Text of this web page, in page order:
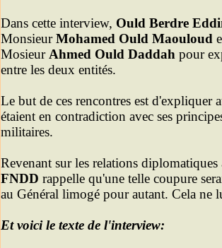
Dans cette interview, Ould Berdre
MonsieurMohamed Ould Maouloud
Mosieur Ahmed Ould Daddah pour
entre les deux entités.
Le but de ces rencontres est d'expliquer
étaient en contradiction avec ses
militaires.
Revenant sur les relations
FNDD rappelle qu'une telle coupure
au Général limogé pour autant. Cela ne
Et voici le texte de l'interview: